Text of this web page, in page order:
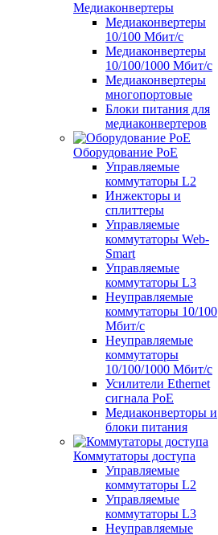
Медиаконвертеры
Медиаконвертеры
10/100 Мбит/с
Медиаконвертеры
10/100/1000 Мбит/c
Медиаконвертеры
многопортовые
Блоки питания для
медиаконвертеров
Оборудование PoE
Управляемые
коммутаторы L2
Инжекторы и
сплиттеры
Управляемые
коммутаторы Web-
Smart
Управляемые
коммутаторы L3
Неуправляемые
коммутаторы 10/100
Мбит/с
Неуправляемые
коммутаторы
10/100/1000 Мбит/с
Усилители Ethernet
сигнала PoE
Медиаконверторы и
блоки питания
Коммутаторы доступа
Управляемые
коммутаторы L2
Управляемые
коммутаторы L3
Неуправляемые